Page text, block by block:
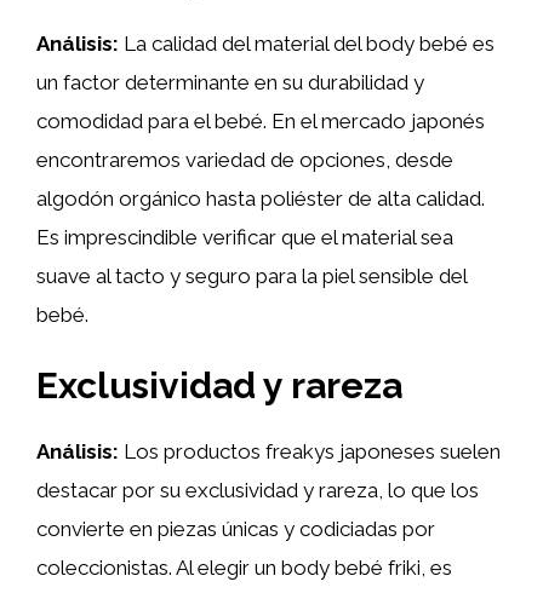
Análisis: La calidad del material del body bebé es
un factor determinante en su durabilidad y
comodidad para el bebé. En el mercado japonés
encontraremos variedad de opciones, desde
algodón orgánico hasta poliéster de alta calidad.
Es imprescindible verificar que el material sea
suave al tacto y seguro para la piel sensible del
bebé.
Exclusividad y rareza
Análisis: Los productos freakys japoneses suelen
destacar por su exclusividad y rareza, lo que los
convierte en piezas únicas y codiciadas por
coleccionistas. Al elegir un body bebé friki, es